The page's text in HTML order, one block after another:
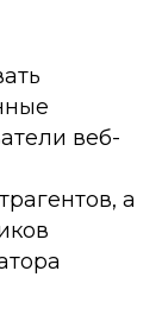
веб-
а